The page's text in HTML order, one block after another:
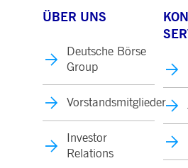
ÜBER UNS
Deutsche Börse
Group
Vorstandsmitglieder
Investor
Relations